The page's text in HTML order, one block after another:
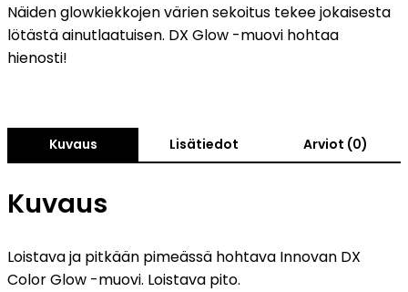
Näiden glowkiekkojen värien sekoitus tekee jokaisesta
lötästä ainutlaatuisen. DX Glow -muovi hohtaa
hienosti!
Kuvaus Lisätiedot Arviot (0)
Kuvaus
Loistava ja pitkään pimeässä hohtava Innovan DX
Color Glow -muovi. Loistava pito.